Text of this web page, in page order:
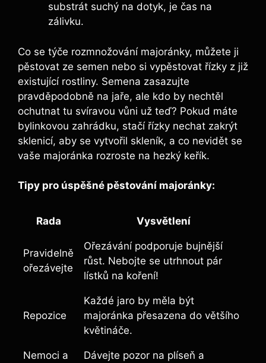
substrát suchý na dotyk, je čas na
zálivku.
Co se týče rozmnožování majoránky, můžete ji
pěstovat ze semen nebo si vypěstovat řízky z již
existující rostliny. Semena zasazujte
pravděpodobně na jaře, ale kdo by nechtěl
ochutnat tu svíravou vůni už teď? Pokud máte
bylinkovou zahrádku, stačí řízky nechat zakrýt
sklenicí, aby se vytvořil skleník, a co nevidět se
vaše majoránka rozroste na hezký keřík.
Tipy pro úspěšné pěstování majoránky:
Rada Vysvětlení
Pravidelně
ořezávejte
Ořezávání podporuje bujnější
růst. Nebojte se utrhnout pár
lístků na koření!
Repozice
Každé jaro by měla být
majoránka přesazena do většího
květináče.
Nemoci a
Dávejte pozor na plíseň a